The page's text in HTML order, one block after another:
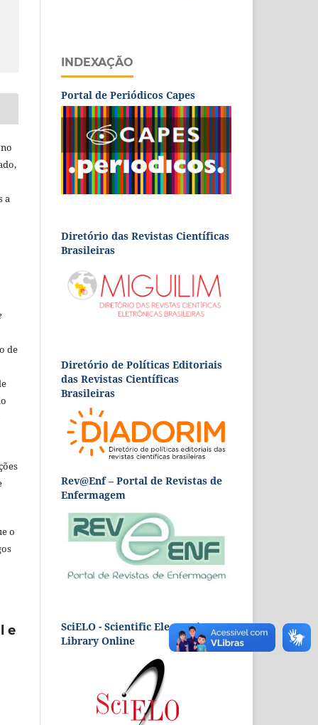
a
de
o
e
INDEXAÇÃO
Portal de Periódicos Capes
Diretório das Revistas Científicas
Brasileiras
Diretório de Políticas Editoriais
das Revistas Científicas
Brasileiras
Rev@Enf – Portal de Revistas de
Enfermagem
SciELO - Scientific Electronic
Library Online